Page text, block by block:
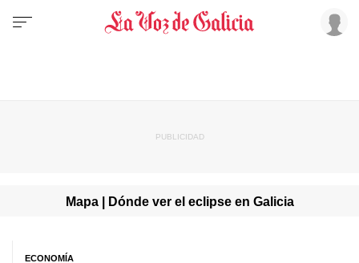
Mapa | Dónde ver el eclipse en Galicia
ECONOMÍA